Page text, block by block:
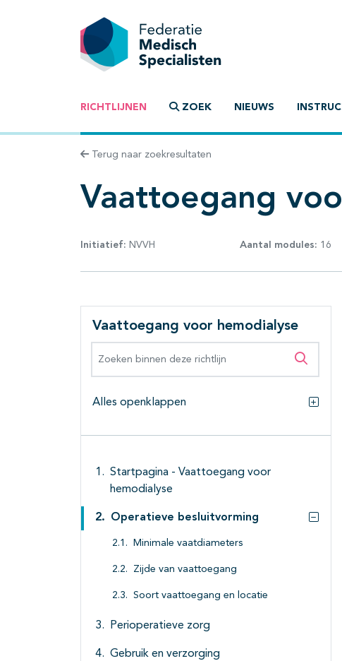
RICHTLIJNEN ZOEK NIEUWS
Terug naar zoekresultaten
Vaattoegang
Initiatief: NVVH Aantal modules: 16
Vaattoegang voor hemodialyse
Alles openklappen
Startpagina - Vaattoegang voor
hemodialyse
Operatieve besluitvorming
Minimale vaatdiameters
Zijde van vaattoegang
Soort vaattoegang en locatie
Perioperatieve zorg
Gebruik en verzorging